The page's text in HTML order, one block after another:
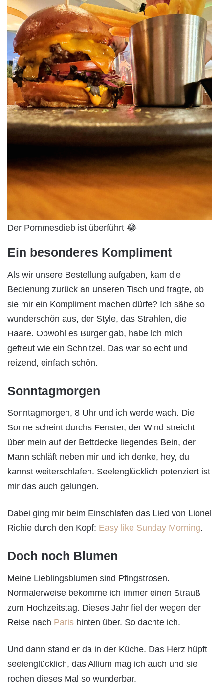
Der Pommesdieb ist überführt 😂
Ein besonderes Kompliment
Als wir unsere Bestellung aufgaben, kam die
Bedienung zurück an unseren Tisch und fragte, ob
sie mir ein Kompliment machen dürfe? Ich sähe so
wunderschön aus, der Style, das Strahlen, die
Haare. Obwohl es Burger gab, habe ich mich
gefreut wie ein Schnitzel. Das war so echt und
reizend, einfach schön.
Sonntagmorgen
Sonntagmorgen, 8 Uhr und ich werde wach. Die
Sonne scheint durchs Fenster, der Wind streicht
über mein auf der Bettdecke liegendes Bein, der
Mann schläft neben mir und ich denke, hey, du
kannst weiterschlafen. Seelenglücklich potenziert ist
mir das auch gelungen.
Dabei ging mir beim Einschlafen das Lied von Lionel
Richie durch den Kopf: Easy like Sunday Morning.
Doch noch Blumen
Meine Lieblingsblumen sind Pfingstrosen.
Normalerweise bekomme ich immer einen Strauß
zum Hochzeitstag. Dieses Jahr fiel der wegen der
Reise nach Paris hinten über. So dachte ich.
Und dann stand er da in der Küche. Das Herz hüpft
seelenglücklich, das Allium mag ich auch und sie
rochen dieses Mal so wunderbar.